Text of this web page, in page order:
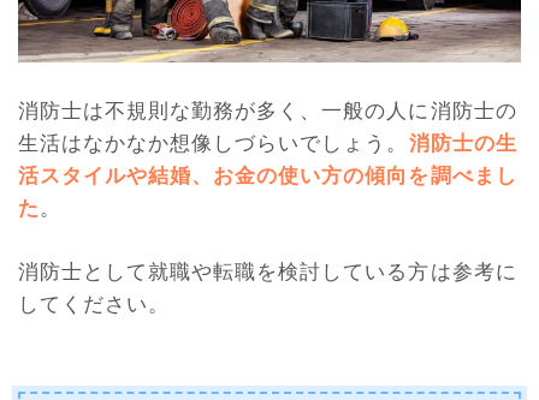
消防士は不規則な勤務が多く、一般の人に消防士の
生活はなかなか想像しづらいでしょう。 消防士の生
活スタイルや結婚、お金の使い方の傾向を調べまし
た。
消防士として就職や転職を検討している方は参考に
してください。